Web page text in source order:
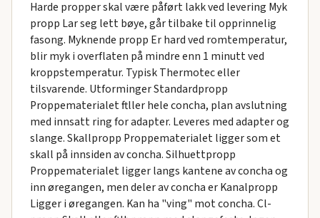
Harde propper skal være påført lakk ved levering Myk
propp Lar seg lett bøye, går tilbake til opprinnelig
fasong. Myknende propp Er hard ved romtemperatur,
blir myk i overflaten på mindre enn 1 minutt ved
kroppstemperatur. Typisk Thermotec eller
tilsvarende. Utforminger Standardpropp
Proppematerialet ftller hele concha, plan avslutning
med innsatt ring for adapter. Leveres med adapter og
slange. Skallpropp Proppematerialet ligger som et
skall på innsiden av concha. Silhuettpropp
Proppematerialet ligger langs kantene av concha og
inn øregangen, men deler av concha er Kanalpropp
Ligger i øregangen. Kan ha "ving" mot concha. Cl-